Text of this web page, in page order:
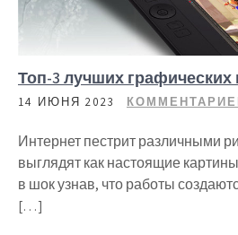
Топ-3 лучших
14 ИЮНЯ 2023
Интернет пестрит различными
выглядят как настоящие
в шок узнав, что работы
[…]